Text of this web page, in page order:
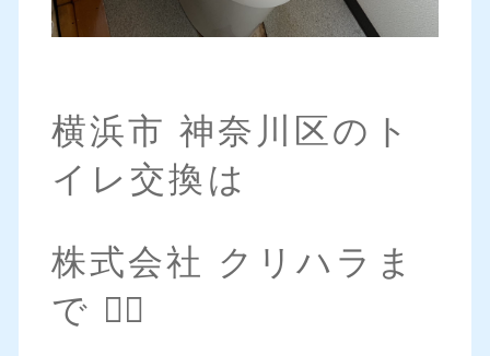
横浜市 神奈川区のト
イレ交換は
株式会社 クリハラま
で 💁‍♀️